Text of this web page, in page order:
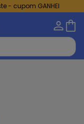
- cupom GANHEI